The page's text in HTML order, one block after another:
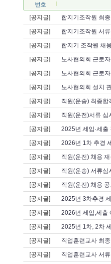
번호
[공지글]
합지기조작원 최
[공지글]
합지기조작원 서
[공지글]
합지기 조작원 채
[공지글]
노사협의회 근로
[공지글]
노사협의회 근로
[공지글]
노사협의회 설치
[공지글]
직원(운송) 최종
[공지글]
직원(운전)서류
[공지글]
2025년 세입·세
[공지글]
2026년 1차 추경
[공지글]
직원(운전) 채용
[공지글]
직원(운송) 서류
[공지글]
직원(운전) 채용
[공지글]
2025년 3차추경
[공지글]
2026년 세입,세출
[공지글]
2025년 1차, 2차
[공지글]
직업훈련교사 최
[공지글]
직업훈련교사 서